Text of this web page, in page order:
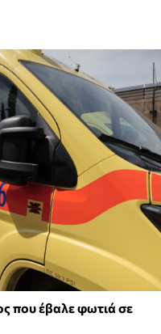
που έβαλε φωτιά σε